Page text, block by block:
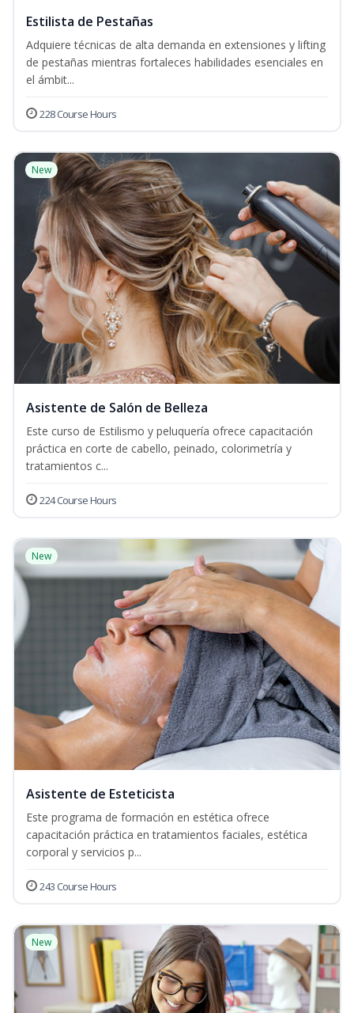
Estilista de Pestañas
Adquiere técnicas de alta demanda en extensiones y lifting
de pestañas mientras fortaleces habilidades esenciales en
el ámbit...
228 Course Hours
New
Asistente de Salón de Belleza
Este curso de Estilismo y peluquería ofrece capacitación
práctica en corte de cabello, peinado, colorimetría y
tratamientos c...
224 Course Hours
New
Asistente de Esteticista
Este programa de formación en estética ofrece
capacitación práctica en tratamientos faciales, estética
corporal y servicios p...
243 Course Hours
New